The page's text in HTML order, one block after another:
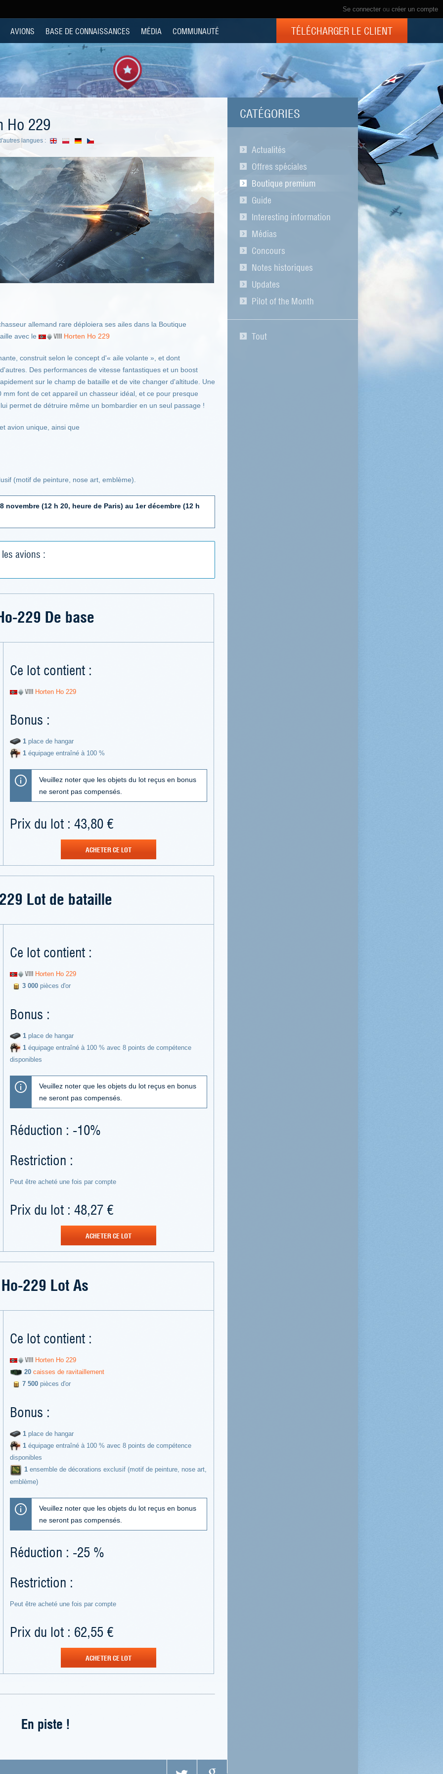
Se connecter ou créer un compte
AVIONS BASE DE CONNAISSANCES MÉDIA COMMUNAUTÉ TÉLÉCHARGER LE CLIENT
CATÉGORIES
Actualités
Offres spéciales
Boutique premium
Guide
Interesting information
Médias
Concours
Notes historiques
Updates
Pilot of the Month
Tout
Ho 229
langues :
allemand rare déploiera ses ailes dans la Boutique
avec le
Horten Ho 229
construit selon le concept d'« aile volante », et dont
Des performances de vitesse fantastiques et un boost
sur le champ de bataille et de vite changer d'altitude. Une
font de cet appareil un chasseur idéal, et ce pour presque
permet de détruire même un bombardier en un seul passage !
avion unique, ainsi que
(motif de peinture, nose art, emblème).
novembre (12 h 20, heure de Paris) au 1er décembre (12 h
avions :
229 De base
Ce lot contient :
Horten Ho 229
Bonus :
1 place de hangar
1 équipage entraîné à 100 %
Veuillez noter que les objets du lot reçus en bonus
ne seront pas compensés.
Prix du lot : 43,80 €
ACHETER CE LOT
Lot de bataille
Ce lot contient :
Horten Ho 229
3 000 pièces d'or
Bonus :
1 place de hangar
1 équipage entraîné à 100 % avec 8 points de compétence
disponibles
Veuillez noter que les objets du lot reçus en bonus
ne seront pas compensés.
Réduction : -10%
Restriction :
Peut être acheté une fois par compte
Prix du lot : 48,27 €
ACHETER CE LOT
Ho-229 Lot As
Ce lot contient :
Horten Ho 229
20 caisses de ravitaillement
7 500 pièces d'or
Bonus :
1 place de hangar
1 équipage entraîné à 100 % avec 8 points de compétence
disponibles
1 ensemble de décorations exclusif (motif de peinture, nose art,
emblème)
Veuillez noter que les objets du lot reçus en bonus
ne seront pas compensés.
Réduction : -25 %
Restriction :
Peut être acheté une fois par compte
Prix du lot : 62,55 €
ACHETER CE LOT
En piste !